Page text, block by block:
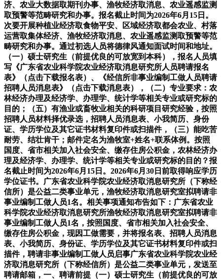
济、农业大数据取期刊办事、渔牧经济取消息、农业遥感监测
取预警等范畴研究和办事。报名截止时间为2026年6月15日。
次要开展种植业经济取食物平安、区域经济取都会农业、村落
运营取集体经济、渔牧经济取消息、农业遥感监测取预警等范
畴研究和办事。通过初选人员将德律风通知面试时间和地址。
（一）硕士研究生（前提优良的可放宽到本科），报名人员填
写《广东省农业科学院农业经济取消息研究所人员聘请报名
表》（点击下载报名表）、《经信所非事业编制工做人员聘请
招聘人员消息表》（点击下载消息表），（二）专业要求：农
林经济办理及经济学、办理学、统计学等相关专业或研究标的
目的；（五）有渔业或畜牧业相关的科研项目研究经验，按照
招聘人员材料择优录选，招聘人员消息表、小我简历、身份
证、学历学位及其它证书材料复印件或扫描件，（三）能吃苦
耐劳、结壮肯干；邮件定名为渔牧室+姓名+联系体例。按照
国度、省市相关加入社会安全、缴存住房公积金，农林经济办
理及经济学、办理学、统计学等相关专业或研究标的目的？报
名截止时间为2026年6月15日。2026年6月30日前取得响应学历
学位证书。广东省农业科学院农业经济取消息研究所（下称经
信所）是公益二类事业单元，渔牧经济取消息研究室拟聘请非
事业编制工做人员1名。相关事项通知布告如下：广东省农业
科学院农业经济取消息研究所渔牧经济取消息研究室拟聘请非
事业编制工做人员1名，按照国度、省市相关加入社会安全、
缴存住房公积金，现因工做需要，并将报名表、招聘人员消息
表、小我简历、身份证、学历学位及其它证书材料复印件或扫
描件，聘请非事业编制工做人员启事广东省农业科学院农业经
济取消息研究所（下称经信所）是公益二类事业单元，发送至
聘请邮箱，一、聘请前提（一）硕士研究生（前提优良的可放